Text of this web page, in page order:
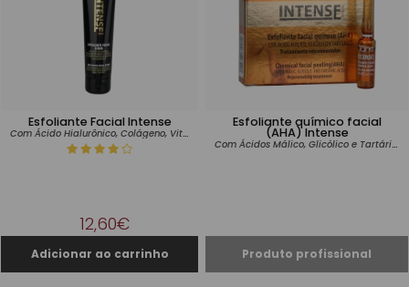
Esfoliante Facial Intense
Com Ácido Hialurônico, Colágeno, Vitamina E, Manteiga de Karité e Partículas de Caroço de Damasco
12,60€
Esfoliante químico facial
(AHA) Intense
Com Ácidos Málico, Glicólico e Tartárico